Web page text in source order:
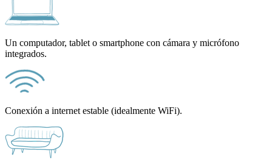
Un computador, tablet o smartphone con cámara y micrófono
integrados.
Conexión a internet estable (idealmente WiFi).